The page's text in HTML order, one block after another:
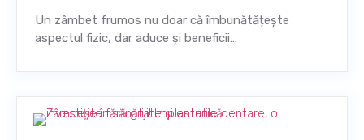
Un zâmbet frumos nu doar că îmbunătățește
aspectul fizic, dar aduce și beneficii…